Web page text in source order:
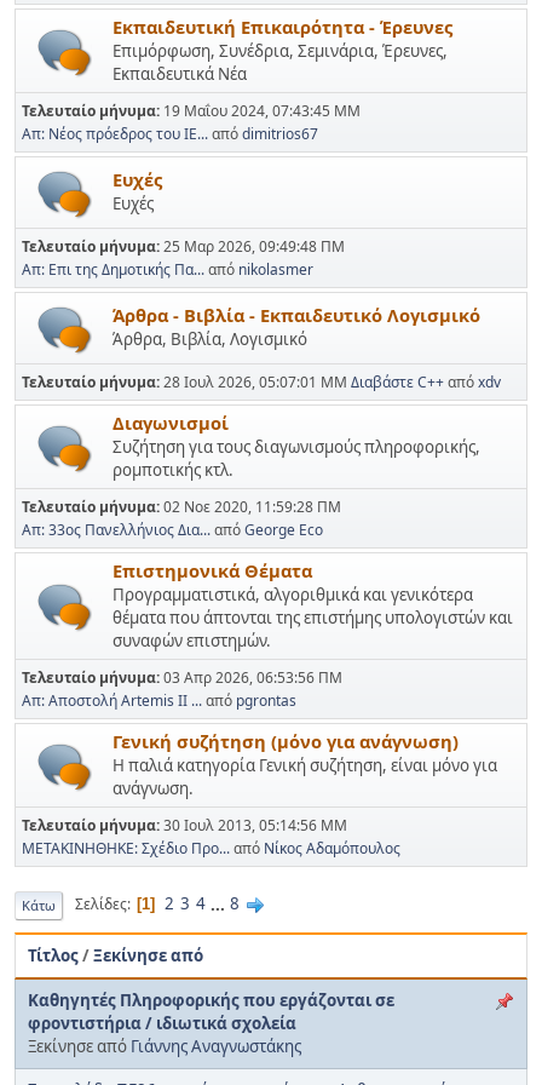
Εκπαιδευτική Επικαιρότητα - Έρευνες
Επιμόρφωση, Συνέδρια, Σεμινάρια, Έρευνες,
Εκπαιδευτικά Νέα
Τελευταίο μήνυμα: 19 Μαΐου 2024, 07:43:45 ΜΜ
Απ: Νέος πρόεδρος του ΙΕ...απόdimitrios67
Ευχές
Ευχές
Τελευταίο μήνυμα:25 Μαρ 2026, 09:49:48 ΠΜ
Απ: Επι της Δημοτικής Πα...από nikolasmer
Άρθρα - Βιβλία - Εκπαιδευτικό Λογισμικό
Άρθρα, Βιβλία, Λογισμικό
Τελευταίο μήνυμα:28 Ιουλ 2026, 05:07:01 ΜΜ Διαβάστε C++απόxdv
Διαγωνισμοί
Συζήτηση για τους διαγωνισμούς πληροφορικής,
ρομποτικής κτλ.
Τελευταίο μήνυμα:02 Νοε 2020, 11:59:28 ΠΜ
Απ: 33ος Πανελλήνιος Δια...απόGeorge Eco
Επιστημονικά Θέματα
Προγραμματιστικά, αλγοριθμικά και γενικότερα
θέματα που άπτονται της επιστήμης υπολογιστών και
συναφών επιστημών.
Τελευταίο μήνυμα:03 Απρ 2026, 06:53:56 ΠΜ
Απ: Αποστολή Artemis II ...από pgrontas
Γενική συζήτηση (μόνο για ανάγνωση)
Η παλιά κατηγορία Γενική συζήτηση, είναι μόνο για
ανάγνωση.
Τελευταίο μήνυμα:30 Ιουλ 2013, 05:14:56 ΜΜ
ΜΕΤΑΚΙΝΗΘΗΚΕ: Σχέδιο Προ...από Νίκος Αδαμόπουλος
Κάτω Σελίδες 1 2 3 4 ... 8
Τίτλος/Ξεκίνησε από
Καθηγητές Πληροφορικής που εργάζονται σε
φροντιστήρια / ιδιωτικά σχολεία
Ξεκίνησε από Γιάννης Αναγνωστάκης